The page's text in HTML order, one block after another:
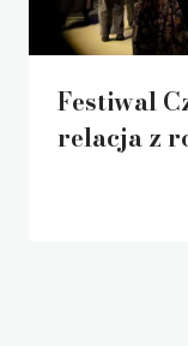
Festiwal
relacja z